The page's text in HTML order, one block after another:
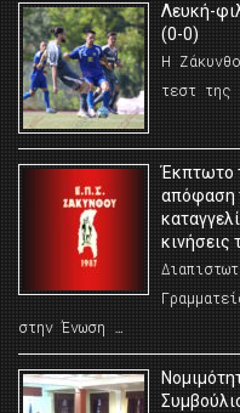
Λευκή-
(0-0)
Η
τεστ της
Έκπτωτο
απόφαση
στην Ένωση …